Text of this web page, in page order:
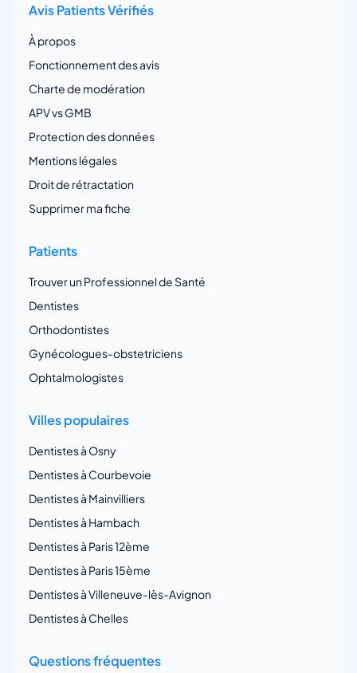
Avis Patients Vérifiés
À propos
Fonctionnement des avis
Charte de modération
APV vs GMB
Protection des données
Mentions légales
Droit de rétractation
Supprimer ma fiche
Patients
Trouver un Professionnel de Santé
Dentistes
Orthodontistes
Gynécologues-obstetriciens
Ophtalmologistes
Villes populaires
Dentistes à Osny
Dentistes à Courbevoie
Dentistes à Mainvilliers
Dentistes à Hambach
Dentistes à Paris 12ème
Dentistes à Paris 15ème
Dentistes à Villeneuve-lès-Avignon
Dentistes à Chelles
Questions fréquentes